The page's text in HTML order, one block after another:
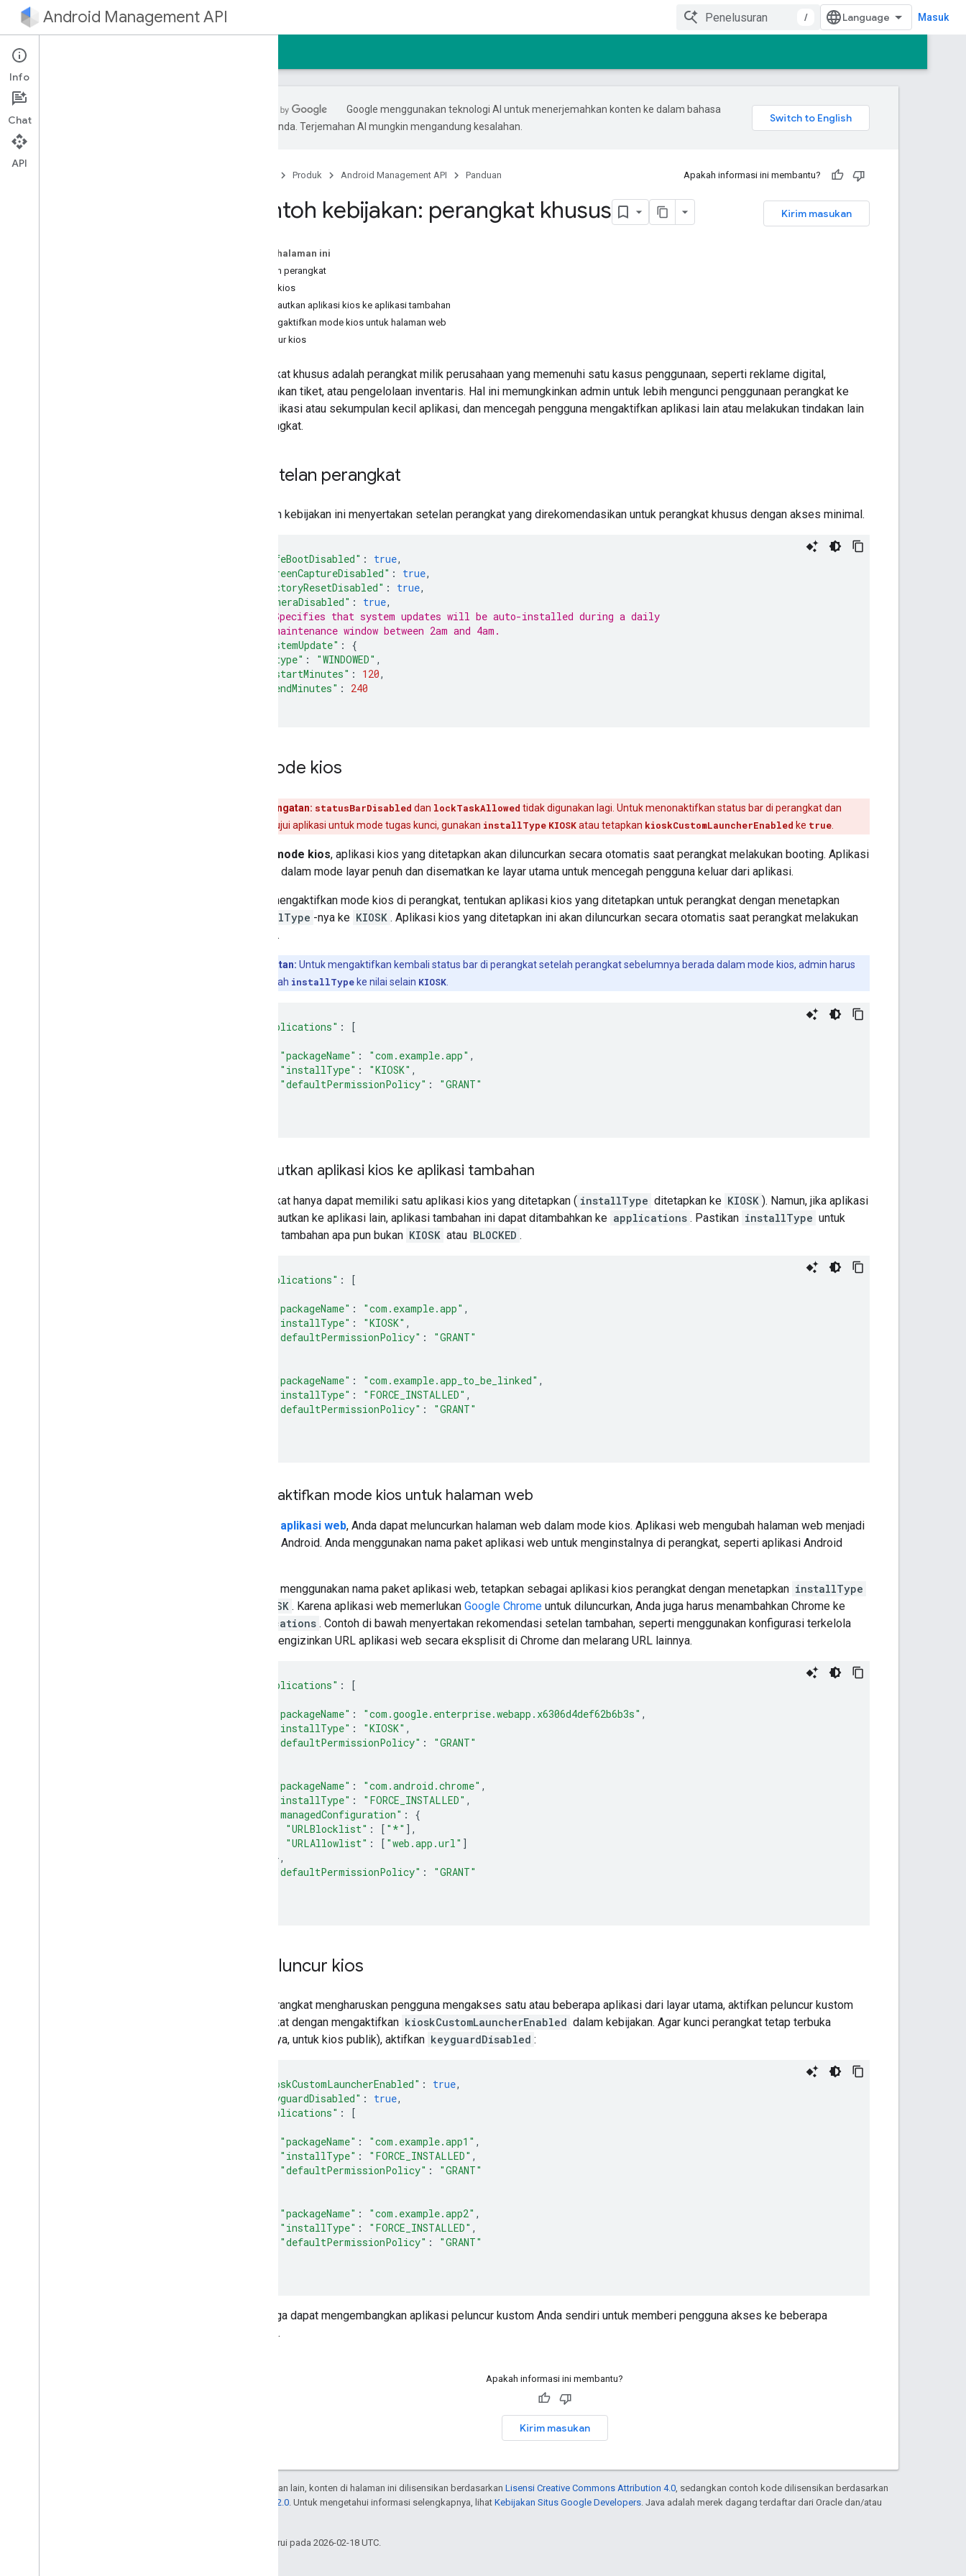
Android Management API / Masuk
Pengantar
Panduan memulai
Google menggunakan teknologi AI untuk menerjemahkan konten ke dalam bahasa
pilihan Anda. Terjemahan AI mungkin mengandung kesalahan.
Produk Android Management API Panduan Apakah informasi ini membantu?
Kirim masukan
Contoh kebijakan: perangkat khusus
Pada halaman ini
Setelan perangkat
Mode kios
Menautkan aplikasi kios ke aplikasi tambahan
Mengaktifkan mode kios untuk halaman web
Peluncur kios
Perangkat khusus adalah perangkat milik perusahaan yang memenuhi satu kasus penggunaan, seperti reklame digital,
pencetakan tiket, atau pengelolaan inventaris. Hal ini memungkinkan admin untuk lebih mengunci penggunaan perangkat ke
satu aplikasi atau sekumpulan kecil aplikasi, dan mencegah pengguna mengaktifkan aplikasi lain atau melakukan tindakan lain
di perangkat.
Setelan perangkat
Cuplikan kebijakan ini menyertakan setelan perangkat yang direkomendasikan untuk perangkat khusus dengan akses minimal.
"safeBootDisabled" : true,
"screenCaptureDisabled" : true,
"factoryResetDisabled" : true,
"cameraDisabled" : true,
// Specifies that system updates will be auto-installed during a daily
// maintenance window between 2am and 4am.
"systemUpdate" :
{
"type" : "WINDOWED" ,
"startMinutes" : 120,
"endMinutes" :
240
Mode kios
Peringatan: statusBarDisabled dan lockTaskAllowed tidak digunakan lagi. Untuk menonaktifkan status bar di perangkat dan
menyetujui aplikasi untuk mode tugas kunci, gunakan installType KIOSKatau tetapkan kioskCustomLauncherEnabled ke true
mode kios, aplikasi kios yang ditetapkan akan diluncurkan secara otomatis saat perangkat melakukan booting. Aplikasi
berjalan dalam mode layar penuh dan disematkan ke layar utama untuk mencegah pengguna keluar dari aplikasi.
Untuk mengaktifkan mode kios di perangkat, tentukan aplikasi kios yang ditetapkan untuk perangkat dengan menetapkan
installType -nya ke KIOSK . Aplikasi kios yang ditetapkan ini akan diluncurkan secara otomatis saat perangkat melakukan
booting.
Catatan: Untuk mengaktifkan kembali status bar di perangkat setelah perangkat sebelumnya berada dalam mode kios, admin harus
mengubah installType ke nilai selain KIOSK
"applications" :
[
"packageName" : "com.example.app" ,
"installType" : "KIOSK" ,
"defaultPermissionPolicy" :
"GRANT"
Menautkan aplikasi kios ke aplikasi tambahan
Perangkat hanya dapat memiliki satu aplikasi kios yang ditetapkan ( installType ditetapkan ke KIOSK ). Namun, jika aplikasi
kios ditautkan ke aplikasi lain, aplikasi tambahan ini dapat ditambahkan ke applications . Pastikan installType untuk
aplikasi tambahan apa pun bukan KIOSK atau BLOCKED .
"applications" :
[
"packageName" : "com.example.app" ,
"installType" : "KIOSK" ,
"defaultPermissionPolicy" :
"GRANT"
"packageName" : "com.example.app_to_be_linked" ,
"installType" : "FORCE_INSTALLED" ,
"defaultPermissionPolicy" :
"GRANT"
Mengaktifkan mode kios untuk halaman web
aplikasi web, Anda dapat meluncurkan halaman web dalam mode kios. Aplikasi web mengubah halaman web menjadi
aplikasi Android. Anda menggunakan nama paket aplikasi web untuk menginstalnya di perangkat, seperti aplikasi Android
Dengan menggunakan nama paket aplikasi web, tetapkan sebagai aplikasi kios perangkat dengan menetapkan installType
KIOSK . Karena aplikasi web memerlukan Google Chrome untuk diluncurkan, Anda juga harus menambahkan Chrome ke
applications . Contoh di bawah menyertakan rekomendasi setelan tambahan, seperti menggunakan konfigurasi terkelola
untuk mengizinkan URL aplikasi web secara eksplisit di Chrome dan melarang URL lainnya.
"applications" :
[
"packageName" : "com.google.enterprise.webapp.x6306d4def62b6b3s" ,
"installType" : "KIOSK" ,
"defaultPermissionPolicy" :
"GRANT"
"packageName" : "com.android.chrome" ,
"installType" : "FORCE_INSTALLED" ,
"managedConfiguration" :
{
"URLBlocklist" : [ "*" ],
"URLAllowlist" : [ "web.app.url" ]
},
"defaultPermissionPolicy" :
"GRANT"
Peluncur kios
Jika perangkat mengharuskan pengguna mengakses satu atau beberapa aplikasi dari layar utama, aktifkan peluncur kustom
perangkat dengan mengaktifkan kioskCustomLauncherEnabled dalam kebijakan. Agar kunci perangkat tetap terbuka
(misalnya, untuk kios publik), aktifkan keyguardDisabled :
"kioskCustomLauncherEnabled" : true,
"keyguardDisabled" : true,
"applications" :
[
"packageName" : "com.example.app1" ,
"installType" : "FORCE_INSTALLED" ,
"defaultPermissionPolicy" :
"GRANT"
"packageName" : "com.example.app2" ,
"installType" : "FORCE_INSTALLED" ,
"defaultPermissionPolicy" :
"GRANT"
Anda juga dapat mengembangkan aplikasi peluncur kustom Anda sendiri untuk memberi pengguna akses ke beberapa
aplikasi.
Apakah informasi ini membantu?
Kirim masukan
Kecuali dinyatakan lain, konten di halaman ini dilisensikan berdasarkan Lisensi Creative Commons Attribution 4.0 , sedangkan contoh kode dilisensikan berdasarkan
Lisensi Apache 2.0 . Untuk mengetahui informasi selengkapnya, lihat Kebijakan Situs Google Developers . Java adalah merek dagang terdaftar dari Oracle dan/atau
Terakhir diperbarui pada 2026-02-18 UTC.
Info
Chat
API